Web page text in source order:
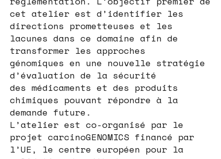
cet atelier est d’identifier les
directions prometteuses et les
lacunes dans ce domaine afin de
transformer les approches
génomiques en une nouvelle stratégie
d’évaluation de la sécurité
des médicaments et des produits
chimiques pouvant répondre à la
demande future.
L’atelier est co-organisé par le
projet carcinoGENOMICS financé par
l’UE, le centre européen pour la